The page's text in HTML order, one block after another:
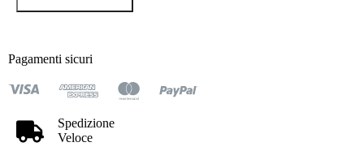
Pagamenti sicuri
Spedizione
Veloce